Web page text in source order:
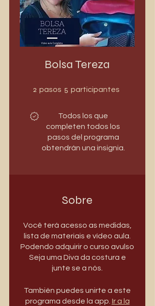
Bolsa Tereza
2 pasos 2 pasos
5 participantes
Todos los que
completen todos los
pasos del programa
obtendrán una insignia.
Sobre
Você terá acesso as medidas,
lista de materiais e vídeo aula.
Podendo adquirir o curso avulso
Seja uma Diva da costura e
junte se a nós.
También puedes unirte a este
programa desde la app. Ir a la